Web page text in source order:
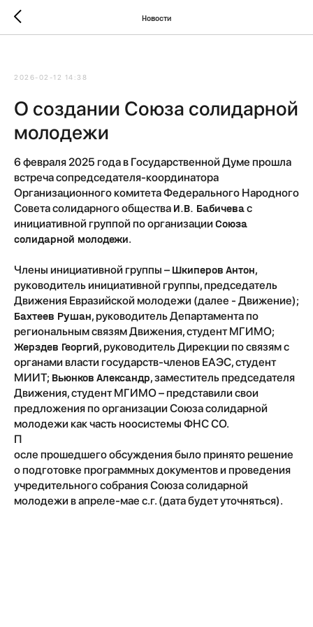
Новости
2026-02-12 14:38
О создании Союза солидарной
молодежи
6 февраля 2025 года в Государственной Думе прошла
встреча сопредседателя-координатора
Организационного комитета Федерального Народного
Совета солидарного общества И.В. Бабичевас
инициативной группой по организации Союза
солидарной молодежи.
Члены инициативной группы – Шкиперов Антон,
руководитель инициативной группы, председатель
Движения Евразийской молодежи (далее - Движение);
Бахтеев Рушан, руководитель Департамента по
региональным связям Движения, студент МГИМО;
Жерздев Георгий, руководитель Дирекции по связям с
органами власти государств-членов ЕАЭС, студент
МИИТ; Вьюнков Александр, заместитель председателя
Движения, студент МГИМО – представили свои
предложения по организации Союза солидарной
молодежи как часть ноосистемы ФНС СО.
П
осле прошедшего обсуждения было принято решение
о подготовке программных документов и проведения
учредительного собрания Союза солидарной
молодежи в апреле-мае с.г. (дата будет уточняться).